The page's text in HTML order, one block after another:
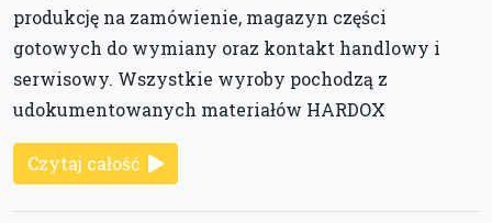
produkcję na zamówienie, magazyn części
gotowych do wymiany oraz kontakt handlowy i
serwisowy. Wszystkie wyroby pochodzą z
udokumentowanych materiałów HARDOX
Czytaj całość